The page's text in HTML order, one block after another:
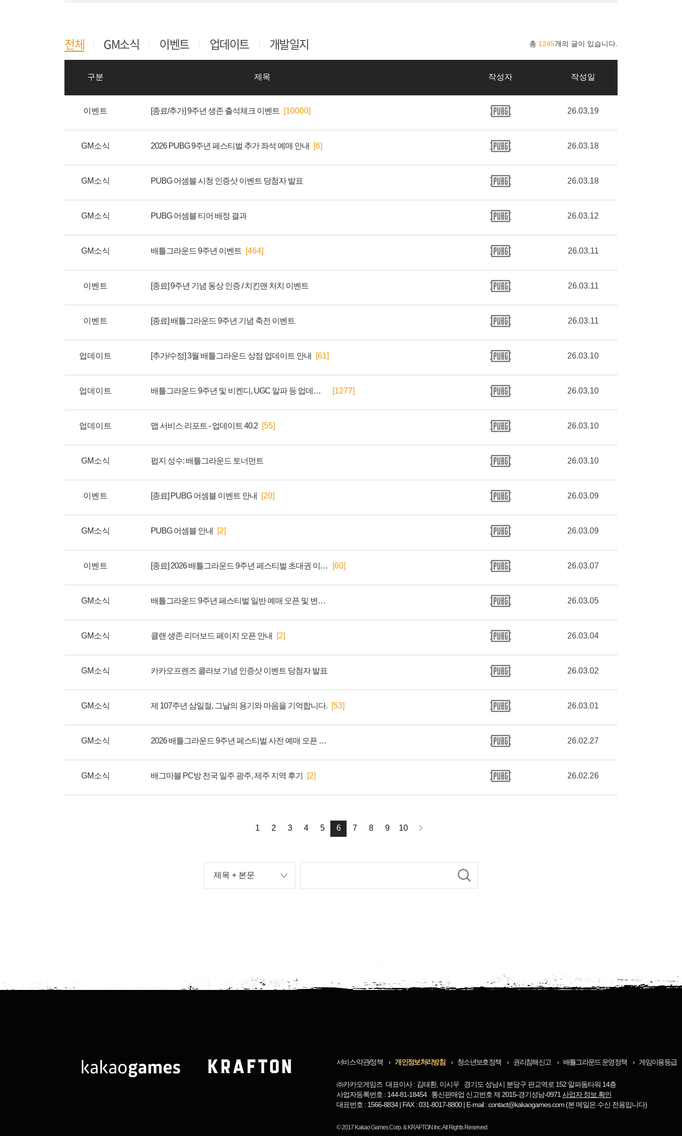
전체 GM소식 이벤트 업데이트 개발일지 총 1245개의 글이 있습니다.
구분 제목 작성자 작성일
이벤트 [종료/추가] 9주년 생존 출석체크 이벤트 [10000] 26.03.19
GM소식 2026 PUBG 9주년 페스티벌 추가 좌석 예매 안내 [6] 26.03.18
GM소식 PUBG 어셈블 시청 인증샷 이벤트 당첨자 발표 26.03.18
GM소식 PUBG 어셈블 티어 배정 결과 26.03.12
GM소식 배틀그라운드 9주년 이벤트 [464] 26.03.11
이벤트 [종료] 9주년 기념 동상 인증 / 치킨맨 처치 이벤트 26.03.11
이벤트 [종료] 배틀그라운드 9주년 기념 축전 이벤트 26.03.11
업데이트 [추가/수정] 3월 배틀그라운드 상점 업데이트 안내 [61] 26.03.10
업데이트 배틀그라운드 9주년 및 비켄디, UGC 알파 등 업데이트 안내 [1277] 26.03.10
업데이트 맵 서비스 리포트 - 업데이트 40.2 [55] 26.03.10
GM소식 펍지 성수: 배틀그라운드 토너먼트 26.03.10
이벤트 [종료] PUBG 어셈블 이벤트 안내 [20] 26.03.09
GM소식 PUBG 어셈블 안내 [2] 26.03.09
이벤트 [종료] 2026 배틀그라운드 9주년 페스티벌 초대권 이벤트 [60] 26.03.07
GM소식 배틀그라운드 9주년 페스티벌 일반 예매 오픈 및 변경 사항 안내 26.03.05
GM소식 클랜 생존 리더보드 페이지 오픈 안내 [2] 26.03.04
GM소식 카카오프렌즈 콜라보 기념 인증샷 이벤트 당첨자 발표 26.03.02
GM소식 제 107주년 삼일절, 그날의 용기와 마음을 기억합니다. [53] 26.03.01
GM소식 2026 배틀그라운드 9주년 페스티벌 사전 예매 오픈 안내 26.02.27
GM소식 배그마블 PC방 전국 일주 광주, 제주 지역 후기 [2] 26.02.26
1 2 3 4 5 6 7 8 9 10
제목 + 본문
서비스 약관/정책 개인정보처리방침 청소년보호정책 권리침해신고 배틀그라운드 운영정책 게임이용등급
㈜카카오게임즈 대표이사 : 김태환, 이시우 경기도 성남시 분당구 판교역로 152 알파돔타워 14층
사업자등록번호 : 144-81-18454 통신판매업 신고번호 제 2015-경기성남-0971 사업자 정보 확인
대표번호 : 1566-8834 | FAX : 031-8017-8800 | E-mail : contact@kakaogames.com (본 메일은 수신 전용입니다)
© 2017 Kakao Games Corp.& KRAFTON Inc.All Rights Reserved.